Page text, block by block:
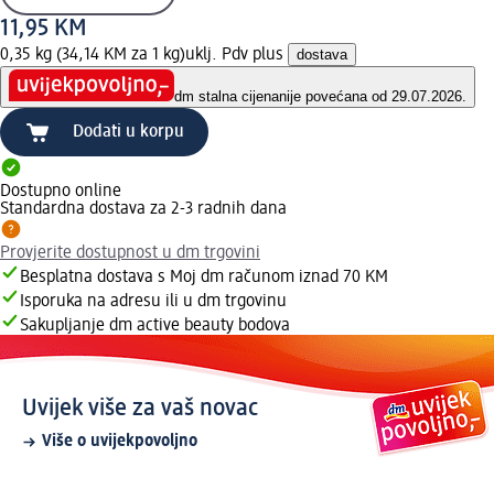
11,95 KM
0,35 kg (34,14 KM za 1 kg)uklj. Pdv plus dostava
dm stalna cijenanije povećana od 29.07.2026.
Dodati u korpu
Dostupno online
Standardna dostava za 2-3 radnih dana
Provjerite dostupnost u dm trgovini
Besplatna dostava s Moj dm računom iznad 70 KM
Isporuka na adresu ili u dm trgovinu
Sakupljanje dm active beauty bodova
Uvijek više za vaš novac
Više o uvijekpovoljno